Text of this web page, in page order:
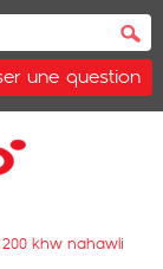
une question
khw nahawli